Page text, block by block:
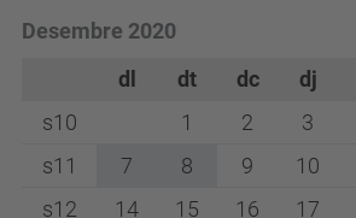
Desembre 2020
dl
dt dc dj
s10
1 2 3
s11
7 8 9 10
s12
14 15 16 17